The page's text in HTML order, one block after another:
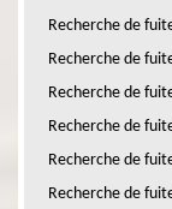
Recherche de
Recherche de
Recherche de
Recherche de
Recherche de
Recherche de